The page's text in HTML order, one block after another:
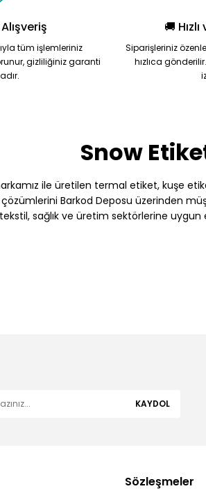
tüm işlemleriniz
gizliliğiniz garanti
🚚
Siparişleriniz
hızlıca
Snow
ile üretilen termal etiket, kuşe
Barkod Deposu üzerinden
sağlık ve üretim sektörlerine
KAYDOL
Sözleşmeler